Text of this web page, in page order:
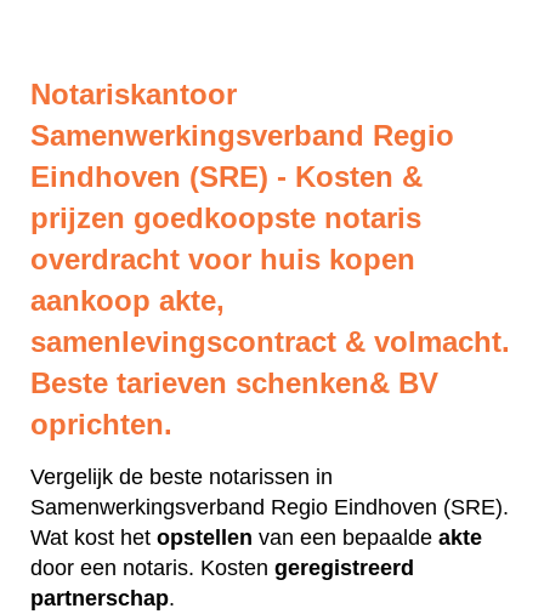
Notariskantoor
Samenwerkingsverband Regio
Eindhoven (SRE) - Kosten &
prijzen goedkoopste notaris
overdracht voor huis kopen
aankoop akte,
samenlevingscontract & volmacht.
Beste tarieven schenken& BV
oprichten.
Vergelijk de beste notarissen in
Samenwerkingsverband Regio Eindhoven (SRE).
Wat kost het opstellen van een bepaalde akte
door een notaris. Kosten geregistreerd
partnerschap.